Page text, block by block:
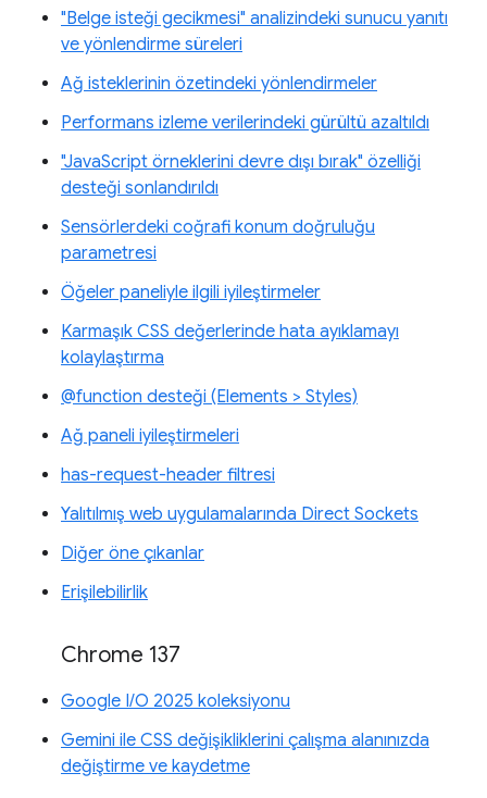
"Belge isteği gecikmesi" analizindeki sunucu yanıtı
ve yönlendirme süreleri
Ağ isteklerinin özetindeki yönlendirmeler
Performans izleme verilerindeki gürültü azaltıldı
"JavaScript örneklerini devre dışı bırak" özelliği
desteği sonlandırıldı
Sensörlerdeki coğrafi konum doğruluğu
parametresi
Öğeler paneliyle ilgili iyileştirmeler
Karmaşık CSS değerlerinde hata ayıklamayı
kolaylaştırma
@function desteği (Elements > Styles)
Ağ paneli iyileştirmeleri
has-request-header filtresi
Yalıtılmış web uygulamalarında Direct Sockets
Diğer öne çıkanlar
Erişilebilirlik
Chrome 137
Google I/O 2025 koleksiyonu
Gemini ile CSS değişikliklerini çalışma alanınızda
değiştirme ve kaydetme